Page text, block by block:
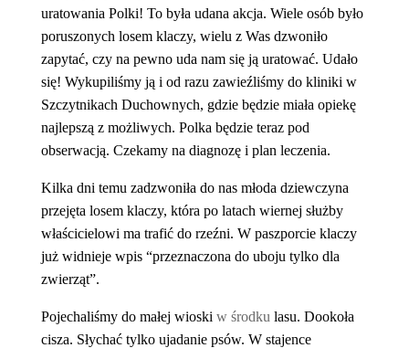
uratowania Polki! To była udana akcja. Wiele osób było
poruszonych losem klaczy, wielu z Was dzwoniło
zapytać, czy na pewno uda nam się ją uratować. Udało
się! Wykupiliśmy ją i od razu zawieźliśmy do kliniki w
Szczytnikach Duchownych, gdzie będzie miała opiekę
najlepszą z możliwych. Polka będzie teraz pod
obserwacją. Czekamy na diagnozę i plan leczenia.
Kilka dni temu zadzwoniła do nas młoda dziewczyna
przejęta losem klaczy, która po latach wiernej służby
właścicielowi ma trafić do rzeźni. W paszporcie klaczy
już widnieje wpis “przeznaczona do uboju tylko dla
zwierząt”.
Pojechaliśmy do małej wioskiw środku lasu. Dookoła
cisza. Słychać tylko ujadanie psów. W stajence